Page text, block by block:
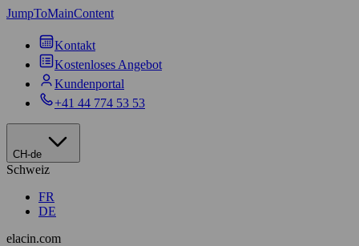
JumpToMainContent
Kontakt
Kostenloses Angebot
Kundenportal
+41 44 774 53 53
CH-de
Schweiz
FR
DE
elacin.com